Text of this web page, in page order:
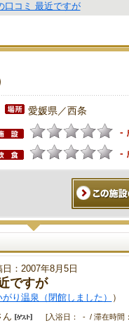
口コミ 最近ですが
愛媛県／西条
-
-
日：2007年8月5日
ですが
がり温泉（閉館しました）
）
ん
[入浴日： - / 滞在時間